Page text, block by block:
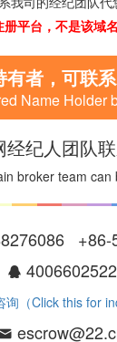
平台，不是该域
者，可联
Name
经纪人团队
broker team
+86-
4006602522
询（Click this for